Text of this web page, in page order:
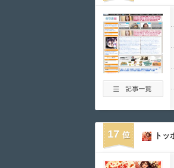
17 トッ